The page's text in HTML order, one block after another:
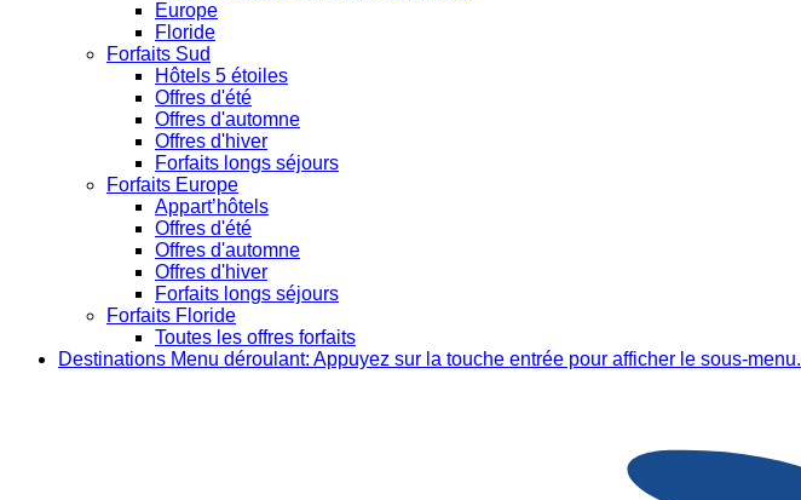
Europe
Floride
Forfaits Sud
Hôtels 5 étoiles
Offres d'été
Offres d'automne
Offres d'hiver
Forfaits longs séjours
Forfaits Europe
Appart’hôtels
Offres d'été
Offres d'automne
Offres d'hiver
Forfaits longs séjours
Forfaits Floride
Toutes les offres forfaits
Destinations Menu déroulant: Appuyez sur la touche entrée pour afficher le sous-menu.